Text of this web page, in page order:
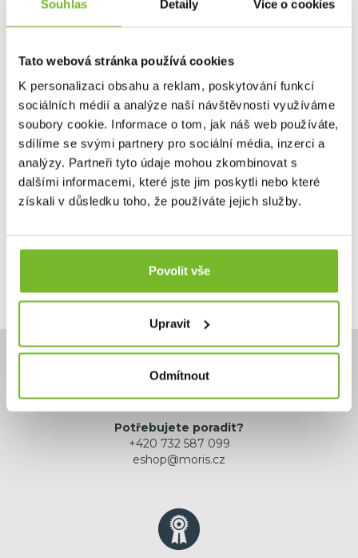
Souhlas Detaily Více o cookies
Tato webová stránka používá cookies
K personalizaci obsahu a reklam, poskytování funkcí
sociálních médií a analýze naší návštěvnosti využíváme
soubory cookie. Informace o tom, jak náš web používáte,
sdílíme se svými partnery pro sociální média, inzerci a
analýzy. Partneři tyto údaje mohou zkombinovat s
dalšími informacemi, které jste jim poskytli nebo které
získali v důsledku toho, že používáte jejich služby.
Povolit vše
Upravit
Odmítnout
Multitool Leatherman MicraNa klíče i do
kabelky. Nejužitečně...
59,00 €
Skladem: posledních 14 ks
Potřebujete poradit?
+420 732 587 099
eshop@moris.cz